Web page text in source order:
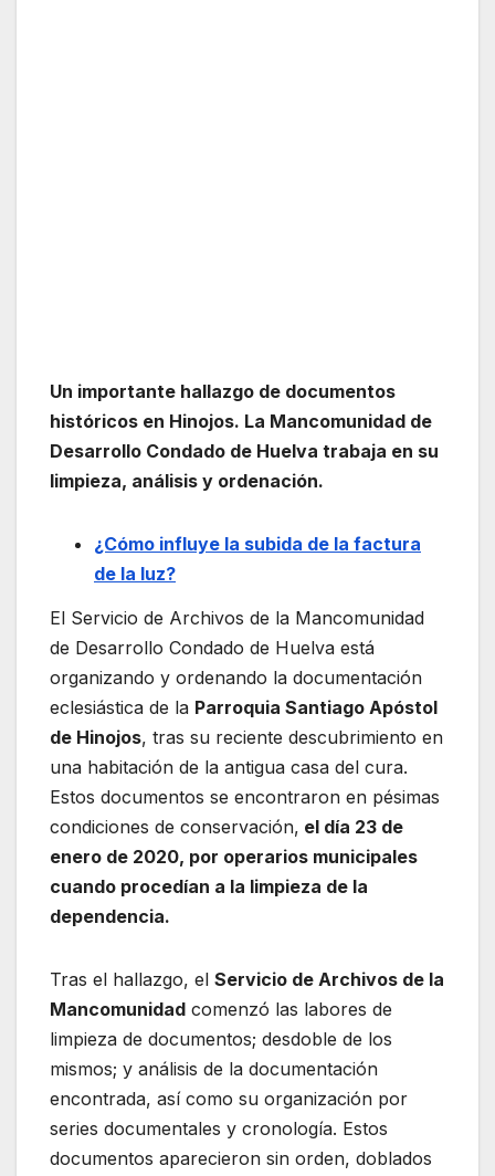
Un importante hallazgo de documentos
históricos en Hinojos. La Mancomunidad de
Desarrollo Condado de Huelva trabaja en su
limpieza, análisis y ordenación.
¿Cómo influye la subida de la factura
de la luz?
El Servicio de Archivos de la Mancomunidad
de Desarrollo Condado de Huelva está
organizando y ordenando la documentación
eclesiástica de la Parroquia Santiago Apóstol
de Hinojos, tras su reciente descubrimiento en
una habitación de la antigua casa del cura.
Estos documentos se encontraron en pésimas
condiciones de conservación, el día 23 de
enero de 2020, por operarios municipales
cuando procedían a la limpieza de la
dependencia.
Tras el hallazgo, el Servicio de Archivos de la
Mancomunidad comenzó las labores de
limpieza de documentos; desdoble de los
mismos; y análisis de la documentación
encontrada, así como su organización por
series documentales y cronología. Estos
documentos aparecieron sin orden, doblados